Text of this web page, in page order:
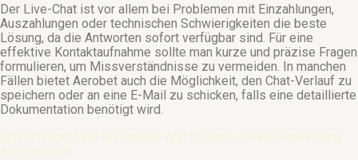
Der Live-Chat ist vor allem bei Problemen mit Einzahlungen,
Auszahlungen oder technischen Schwierigkeiten die beste
Lösung, da die Antworten sofort verfügbar sind. Für eine
effektive Kontaktaufnahme sollte man kurze und präzise Fragen
formulieren, um Missverständnisse zu vermeiden. In manchen
Fällen bietet Aerobet auch die Möglichkeit, den Chat-Verlauf zu
speichern oder an eine E-Mail zu schicken, falls eine detaillierte
Dokumentation benötigt wird.